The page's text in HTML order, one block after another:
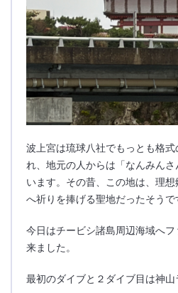
波上宮は琉球八社でもっとも格
れ、地元の人からは「なんみん
います。その昔、この地は、理
へ祈りを捧げる聖地だったそうで
今日はチービシ諸島周辺海域へ
来ました。
最初のダイブと２ダイブ目は神山